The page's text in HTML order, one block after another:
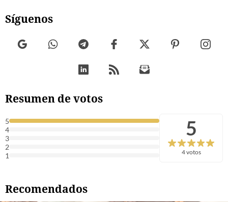
Síguenos
Resumen de votos
5
4
3
2
1
5
4 votos
Recomendados